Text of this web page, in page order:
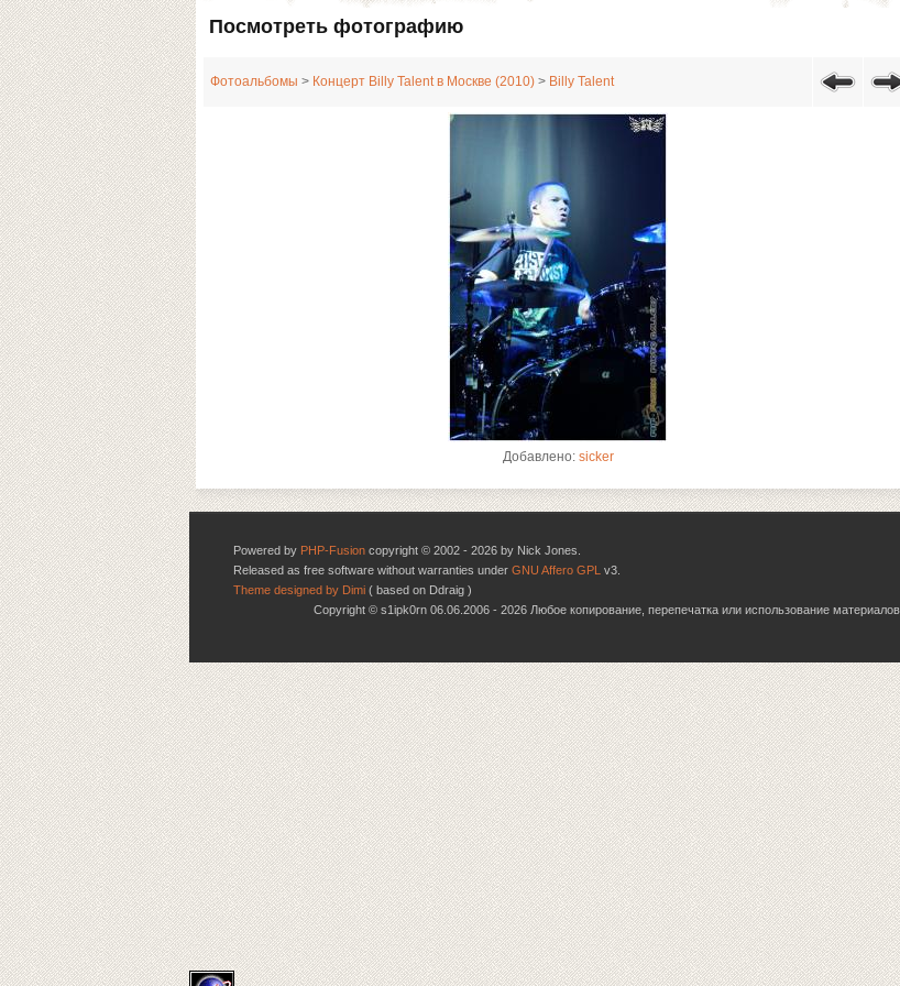
Посмотреть фотографию
Фотоальбомы > Концерт Billy Talent в Москве (2010) > Billy Talent
Добавлено: sicker
Powered by PHP-Fusion copyright © 2002 - 2026 by Nick Jones.
Released as free software without warranties under GNU Affero GPL v3.
Theme designed by Dimi ( based on Ddraig )
Copyright © s1ipk0rn 06.06.2006 - 2026 Любое копирование, перепечатка или использование